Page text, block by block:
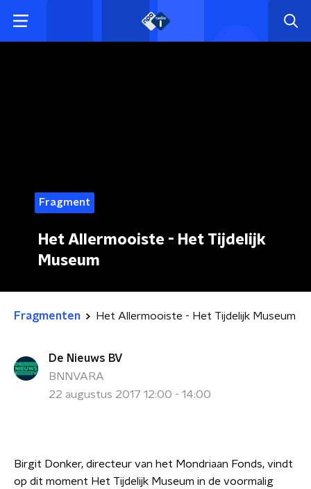
Fragment
Het Allermooiste - Het Tijdelijk
Museum
Fragmenten Het Allermooiste - Het Tijdelijk Museum
De Nieuws BV
BNNVARA
22 augustus 2017 12:00 - 14:00
Birgit Donker, directeur van het Mondriaan Fonds, vindt
op dit moment Het Tijdelijk Museum in de voormalig